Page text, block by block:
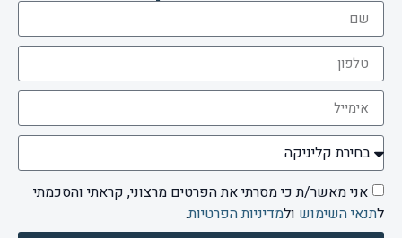
אני מאשר/ת כי מסרתי את הפרטים מרצוני, קראתי והסכמתי
לתנאי השימוש ולמדיניות הפרטיות.